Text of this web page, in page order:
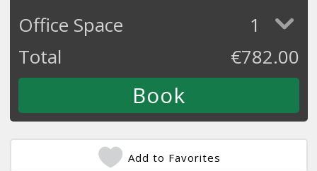
Office Space
1
Total
€782.00
Add to Favorites